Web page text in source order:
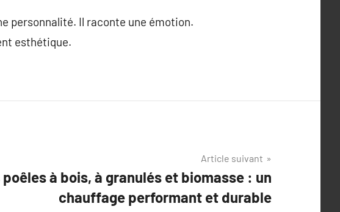
personnalité. Il raconte une émotion.
esthétique.
Article suivant
poêles à bois, à granulés et biomasse : un
chauffage performant et durable